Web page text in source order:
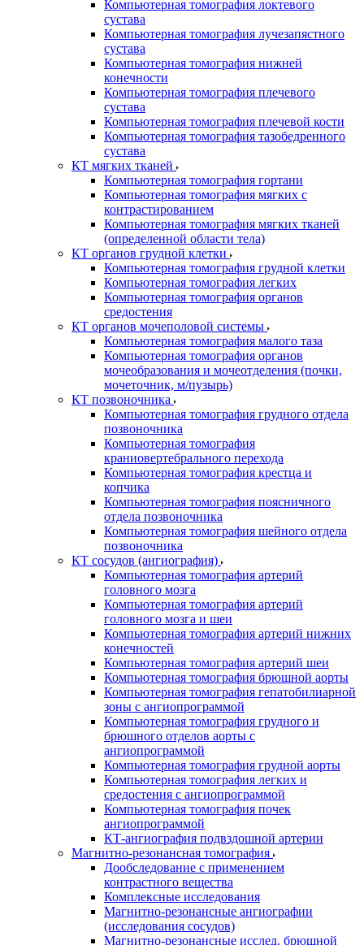
Компьютерная томография локтевого
сустава
Компьютерная томография лучезапястного
сустава
Компьютерная томография нижней
конечности
Компьютерная томография плечевого
сустава
Компьютерная томография плечевой кости
Компьютерная томография тазобедренного
сустава
КТ мягких тканей
Компьютерная томография гортани
Компьютерная томография мягких с
контрастированием
Компьютерная томография мягких тканей
(определенной области тела)
КТ органов грудной клетки
Компьютерная томография грудной клетки
Компьютерная томография легких
Компьютерная томография органов
средостения
КТ органов мочеполовой системы
Компьютерная томография малого таза
Компьютерная томография органов
мочеобразования и мочеотделения (почки,
мочеточник, м/пузырь)
КТ позвоночника
Компьютерная томография грудного отдела
позвоночника
Компьютерная томография
краниовертебрального перехода
Компьютерная томография крестца и
копчика
Компьютерная томография поясничного
отдела позвоночника
Компьютерная томография шейного отдела
позвоночника
КТ сосудов (ангиография)
Компьютерная томография артерий
головного мозга
Компьютерная томография артерий
головного мозга и шеи
Компьютерная томография артерий нижних
конечностей
Компьютерная томография артерий шеи
Компьютерная томография брюшной аорты
Компьютерная томография гепатобилиарной
зоны с ангиопрограммой
Компьютерная томография грудного и
брюшного отделов аорты с
ангиопрограммой
Компьютерная томография грудной аорты
Компьютерная томография легких и
средостения с ангиопрограммой
Компьютерная томография почек
ангиопрограммой
КТ-ангиография подвздошной артерии
Магнитно-резонансная томография
Дообследование с применением
контрастного вещества
Комплексные исследования
Магнитно-резонансные ангиографии
(исследования сосудов)
Магнитно-резонансные исслед. брюшной